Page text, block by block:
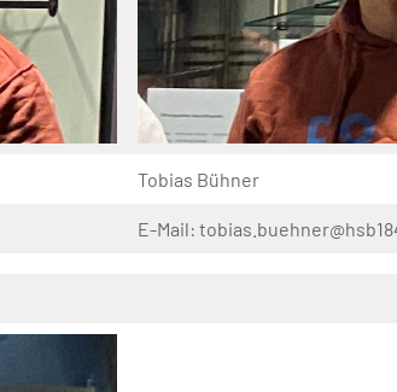
Tobias Bühner
E-Mail: